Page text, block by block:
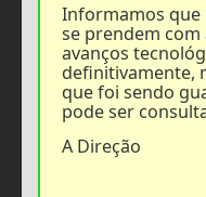
Informamos que
se prendem
avanços
definitivamente,
que foi sendo
pode ser
A Direção